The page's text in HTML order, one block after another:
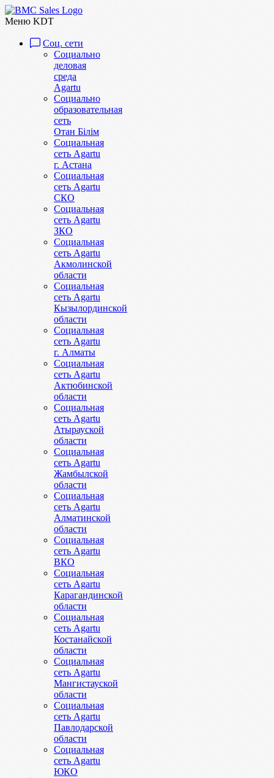
Меню KDT
Соц. сети
Социально
деловая
среда
Agartu
Социально
образовательная
сеть
Отан Бiлiм
Социальная
сеть Agartu
г. Астана
Социальная
сеть Agartu
СКО
Социальная
сеть Agartu
ЗКО
Социальная
сеть Agartu
Акмолинской
области
Социальная
сеть Agartu
Кызылординской
области
Социальная
сеть Agartu
г. Алматы
Социальная
сеть Agartu
Актюбинской
области
Социальная
сеть Agartu
Атырауской
области
Социальная
сеть Agartu
Жамбылской
области
Социальная
сеть Agartu
Алматинской
области
Социальная
сеть Agartu
ВКО
Социальная
сеть Agartu
Карагандинской
области
Социальная
сеть Agartu
Костанайской
области
Социальная
сеть Agartu
Мангистауской
области
Социальная
сеть Agartu
Павлодарской
области
Социальная
сеть Agartu
ЮКО